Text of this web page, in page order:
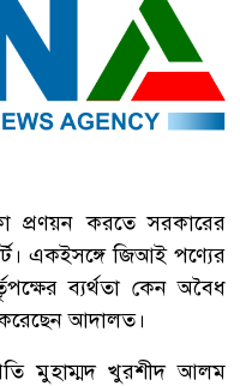
প্রণয়ন করতে সরকারের
একইসঙ্গে জিআই পণ্যের
ব্যর্থতা কেন অবৈধ
আদালত।
মুহাম্মদ খুরশীদ আলম